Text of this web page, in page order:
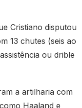
Cristiano disputou
13 chutes (seis ao
ou drible
a artilharia com
Haaland e